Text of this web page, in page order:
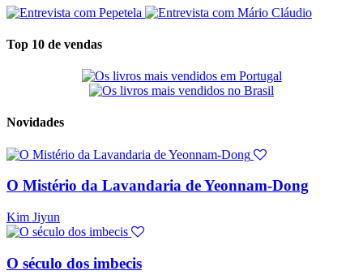
Top 10 de vendas
Novidades
O Mistério da Lavandaria de Yeonnam-Dong
Kim Jiyun
O século dos imbecis